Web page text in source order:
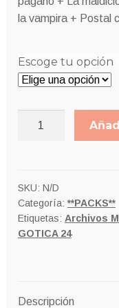
la vampira + Postal
Escoge tu opción
cantidad
SKU: N/D
Categoría: **PACKS**
Etiquetas: Archivos
GOTICA 24
Descripción